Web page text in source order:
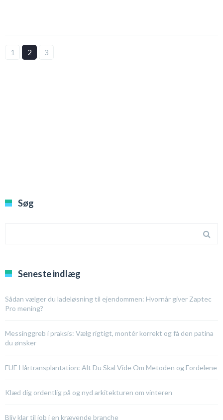
1 2 3
Søg
Seneste indlæg
Sådan vælger du ladeløsning til ejendommen: Hvornår giver Zaptec
Pro mening?
Messinggreb i praksis: Vælg rigtigt, montér korrekt og få den patina
du ønsker
FUE Hårtransplantation: Alt Du Skal Vide Om Metoden og Fordelene
Klæd dig ordentlig på og nyd arkitekturen om vinteren
Bliv klar til job i en krævende branche